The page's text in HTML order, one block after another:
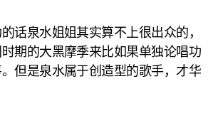
话泉水姐姐其实算不上很出众的，
期的大黑摩季来比如果单独论唱功
但是泉水属于创造型的歌手，才华